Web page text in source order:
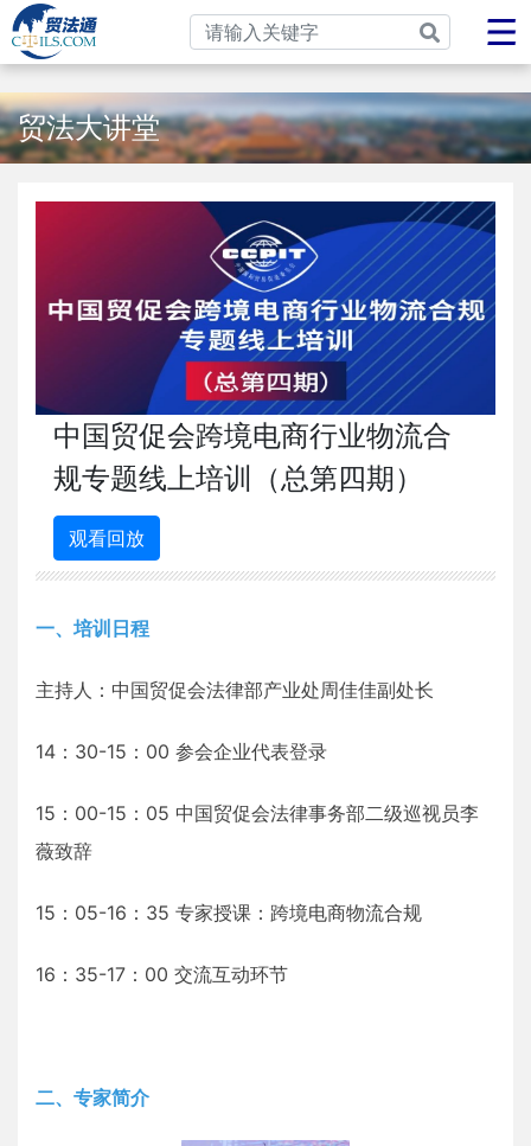
贸法大讲堂
中国贸促会跨境电商行业物流合
规专题线上培训（总第四期）
观看回放
一、培训日程
主持人：中国贸促会法律部产业处周佳佳副处长
14：30-15：00 参会企业代表登录
15：00-15：05 中国贸促会法律事务部二级巡视员李
薇致辞
15：05-16：35 专家授课：跨境电商物流合规
16：35-17：00 交流互动环节
二、专家简介